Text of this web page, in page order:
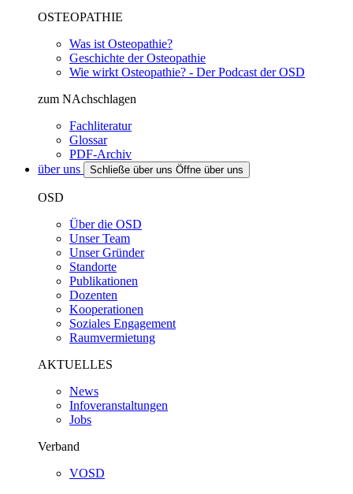
OSTEOPATHIE
Was ist Osteopathie?
Geschichte der Osteopathie
Wie wirkt Osteopathie? - Der Podcast der OSD
zum NAchschlagen
Fachliteratur
Glossar
PDF-Archiv
über uns
Schließe über uns Öffne über uns
OSD
Über die OSD
Unser Team
Unser Gründer
Standorte
Publikationen
Dozenten
Kooperationen
Soziales Engagement
Raumvermietung
AKTUELLES
News
Infoveranstaltungen
Jobs
Verband
VOSD